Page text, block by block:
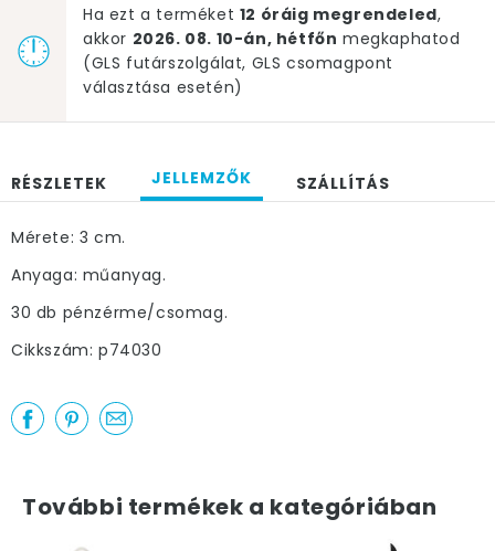
Ha ezt a terméket 12 óráig megrendeled,
akkor 2026. 08. 10-án, hétfőn megkaphatod
(GLS futárszolgálat, GLS csomagpont
választása esetén)
RÉSZLETEK JELLEMZŐK SZÁLLÍTÁS
Mérete: 3 cm.
Anyaga: műanyag.
30 db pénzérme/csomag.
Cikkszám: p74030
További termékek a kategóriában